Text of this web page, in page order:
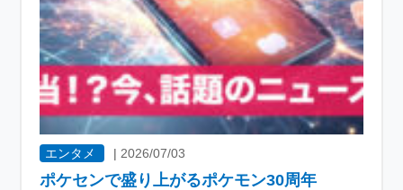
エンタメ | 2026/07/03
ポケセンで盛り上がるポケモン30周年